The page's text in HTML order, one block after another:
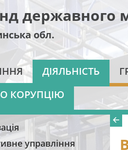
державного
обл.
ДІЯЛЬНІСТЬ
КОРУПЦІЮ
управління